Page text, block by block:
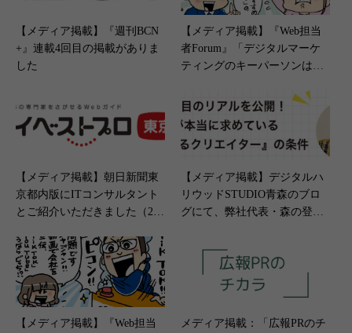
【メディア掲載】『週刊BCN
+』連載4回目の掲載がありま
した
【メディア掲載】『Web担当
者Forum』「デジタルマーケ
ティングのキーパーソンは
【メディア掲載】朝日新聞東
京都内版にITコンサルタント
とご紹介いただきました（202
【メディア掲載】デジタルハ
リウッドSTUDIO青森のブロ
グにて、弊社代表・森の登壇
【メディア掲載】『Web担当
メディア掲載：「広報PRのチ